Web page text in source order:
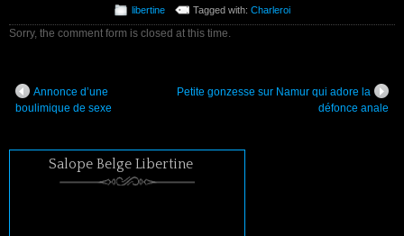
libertine Tagged with: Charleroi
Sorry, the comment form is closed at this time.
Annonce d’une
boulimique de sexe
Petite gonzesse sur Namur qui adore la
défonce anale
Salope Belge Libertine